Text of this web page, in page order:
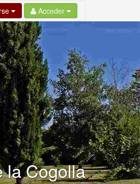
Acceder
la Cogolla